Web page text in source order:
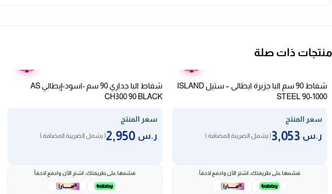
منتجات ذات صلة
شفاط 90 سم البا جزيرة ايطالى – ستيل ISLAND
STEEL 90-1000
سعر المنتج
ر.س ( يشمل الضريبة المضافة )
قسّمها على طريقتك، اشترِ الآن وادفع لاحقاً
شفاط البا جداري 90 سم -اسود-إيطالي AS
CH300 90 BLACK
سعر المنتج
ر.س ( يشمل الضريبة المضافة )
قسّمها على طريقتك، اشترِ الآن وادفع لاحقاً